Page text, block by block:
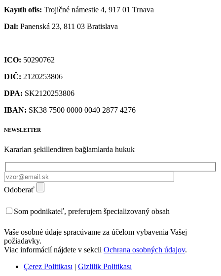
Kayıtlı ofis: Trojičné námestie 4, 917 01 Trnava
Dal: Panenská 23, 811 03 Bratislava
ICO: 50290762
DIČ: 2120253806
DPA: SK2120253806
IBAN: SK38 7500 0000 0040 2877 4276
NEWSLETTER
Kararları şekillendiren bağlamlarda hukuk
Odoberať
Som podnikateľ, preferujem špecializovaný obsah
Vaše osobné údaje spracúvame za účelom vybavenia Vašej
požiadavky.
Viac informácií nájdete v sekcii Ochrana osobných údajov.
Çerez Politikası | Gizlilik Politikası